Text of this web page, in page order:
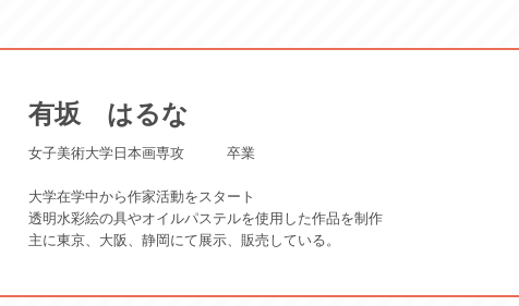
有坂 はるな
女子美術大学日本画専攻　　　卒業
大学在学中から作家活動をスタート
透明水彩絵の具やオイルパステルを使用した作品を制作
主に東京、大阪、静岡にて展示、販売している。